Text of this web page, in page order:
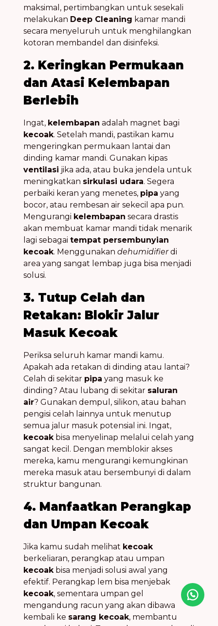
maksimal, pertimbangkan untuk sesekali
melakukan Deep Cleaning kamar mandi
secara menyeluruh untuk menghilangkan
kotoran membandel dan disinfeksi.
2. Keringkan Permukaan
dan Atasi Kelembapan
Berlebih
Ingat, kelembapan adalah magnet bagi
kecoak. Setelah mandi, pastikan kamu
mengeringkan permukaan lantai dan
dinding kamar mandi. Gunakan kipas
ventilasi jika ada, atau buka jendela untuk
meningkatkan sirkulasi udara. Segera
perbaiki keran yang menetes, pipa yang
bocor, atau rembesan air sekecil apa pun.
Mengurangi kelembapan secara drastis
akan membuat kamar mandi tidak menarik
lagi sebagai tempat persembunyian
kecoak. Menggunakan dehumidifierdi
area yang sangat lembap juga bisa menjadi
solusi.
3. Tutup Celah dan
Retakan: Blokir Jalur
Masuk Kecoak
Periksa seluruh kamar mandi kamu.
Apakah ada retakan di dinding atau lantai?
Celah di sekitar pipa yang masuk ke
dinding? Atau lubang di sekitar saluran
air? Gunakan dempul, silikon, atau bahan
pengisi celah lainnya untuk menutup
semua jalur masuk potensial ini. Ingat,
kecoakbisa menyelinap melalui celah yang
sangat kecil. Dengan memblokir akses
mereka, kamu mengurangi kemungkinan
mereka masuk atau bersembunyi di dalam
struktur bangunan.
4. Manfaatkan Perangkap
dan Umpan Kecoak
Jika kamu sudah melihat kecoak
berkeliaran, perangkap atau umpan
kecoakbisa menjadi solusi awal yang
efektif. Perangkap lem bisa menjebak
kecoak, sementara umpan gel
mengandung racun yang akan dibawa
kembali ke sarang kecoak, membantu
Icon